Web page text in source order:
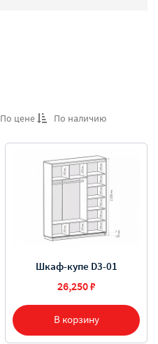
По цене По наличию
В корзину
Шкаф-купе D3-01
26,250 ₽